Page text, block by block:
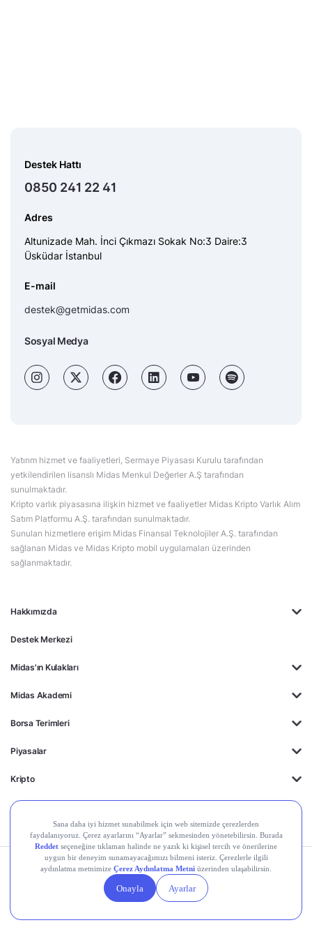
Hakkımızda
Destek Merkezi
Midas'ın Kulakları
Midas Akademi
Borsa Terimleri
Piyasalar
Kripto
Ayrıcalıklar
Destek Hattı
0850 241 22 41
Adres
Altunizade Mah. İnci Çıkmazı Sokak No:3 Daire:3
Üsküdar İstanbul
E-mail
destek@getmidas.com
Sosyal Medya
Yatırım hizmet ve faaliyetleri, Sermaye Piyasası Kurulu tarafından
yetkilendirilen lisanslı Midas Menkul Değerler A.Ş tarafından
sunulmaktadır.
Kripto varlık piyasasına ilişkin hizmet ve faaliyetler Midas Kripto Varlık Alım
Satım Platformu A.Ş. tarafından sunulmaktadır.
Sunulan hizmetlere erişim Midas Finansal Teknolojiler A.Ş. tarafından
sağlanan Midas ve Midas Kripto mobil uygulamaları üzerinden
sağlanmaktadır.
Kişisel Verilerin
Gizlilik
Politikası
Yasal
Duyurular
Çerez